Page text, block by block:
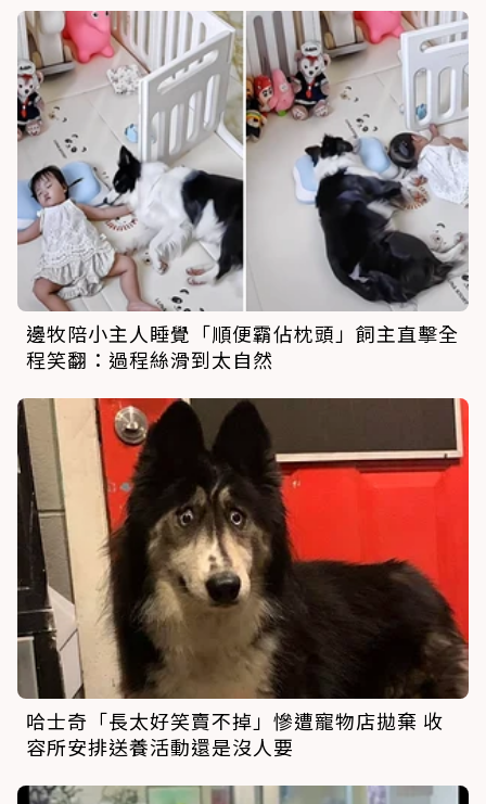
邊牧陪小主人睡覺「順便霸佔枕頭」飼主直擊全
程笑翻：過程絲滑到太自然
哈士奇「長太好笑賣不掉」慘遭寵物店拋棄 收
容所安排送養活動還是沒人要